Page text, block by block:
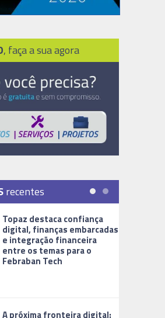
, faça a sua agora
recentes
Topaz destaca confiança
digital, finanças embarcadas
e integração financeira
entre os temas para o
Febraban Tech
A próxima fronteira digital: